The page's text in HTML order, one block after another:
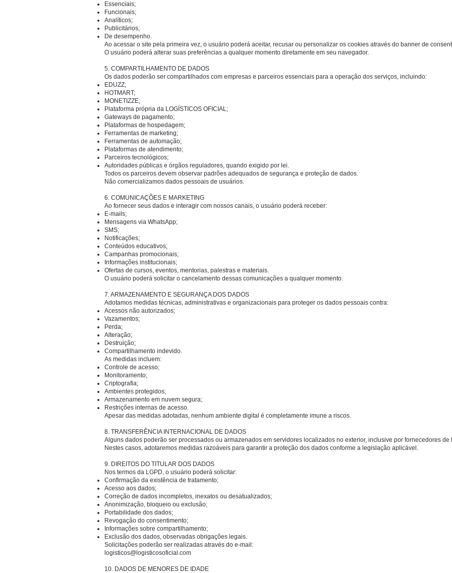
Essenciais;
Funcionais;
Analíticos;
Publicitários;
De desempenho.
Ao acessar o site pela primeira vez, o usuário poderá aceitar, recusar ou personalizar os cookies através do banner de
O usuário poderá alterar suas preferências a qualquer momento diretamente em seu navegador.
5. COMPARTILHAMENTO DE DADOS
Os dados poderão ser compartilhados com empresas e parceiros essenciais para a operação dos serviços, incluindo:
EDUZZ;
HOTMART;
MONETIZZE;
Plataforma própria da LOGÍSTICOS OFICIAL;
Gateways de pagamento;
Plataformas de hospedagem;
Ferramentas de marketing;
Ferramentas de automação;
Plataformas de atendimento;
Parceiros tecnológicos;
Autoridades públicas e órgãos reguladores, quando exigido por lei.
Todos os parceiros devem observar padrões adequados de segurança e proteção de dados.
Não comercializamos dados pessoais de usuários.
6. COMUNICAÇÕES E MARKETING
Ao fornecer seus dados e interagir com nossos canais, o usuário poderá receber:
E-mails;
Mensagens via WhatsApp;
SMS;
Notificações;
Conteúdos educativos;
Campanhas promocionais;
Informações institucionais;
Ofertas de cursos, eventos, mentorias, palestras e materiais.
O usuário poderá solicitar o cancelamento dessas comunicações a qualquer momento.
7. ARMAZENAMENTO E SEGURANÇA DOS DADOS
Adotamos medidas técnicas, administrativas e organizacionais para proteger os dados pessoais contra:
Acessos não autorizados;
Vazamentos;
Perda;
Alteração;
Destruição;
Compartilhamento indevido.
As medidas incluem:
Controle de acesso;
Monitoramento;
Criptografia;
Ambientes protegidos;
Armazenamento em nuvem segura;
Restrições internas de acesso.
Apesar das medidas adotadas, nenhum ambiente digital é completamente imune a riscos.
8. TRANSFERÊNCIA INTERNACIONAL DE DADOS
Alguns dados poderão ser processados ou armazenados em servidores localizados no exterior, inclusive por fornecedores
Nestes casos, adotaremos medidas razoáveis para garantir a proteção dos dados conforme a legislação aplicável.
9. DIREITOS DO TITULAR DOS DADOS
Nos termos da LGPD, o usuário poderá solicitar:
Confirmação da existência de tratamento;
Acesso aos dados;
Correção de dados incompletos, inexatos ou desatualizados;
Anonimização, bloqueio ou exclusão;
Portabilidade dos dados;
Revogação do consentimento;
Informações sobre compartilhamento;
Exclusão dos dados, observadas obrigações legais.
Solicitações poderão ser realizadas através do e-mail:
logisticos@logisticosoficial.com
10. DADOS DE MENORES DE IDADE